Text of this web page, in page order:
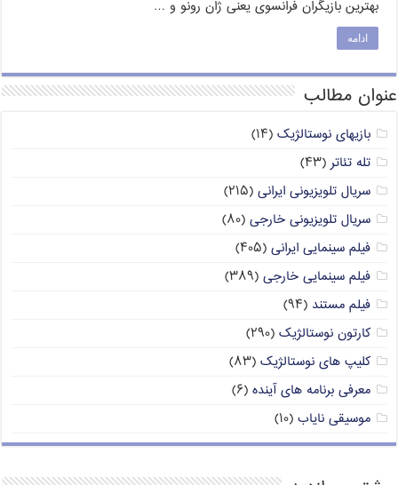
بهترین بازیگران فرانسوی یعنی ژان رونو و …
ادامه
عنوان مطالب
بازیهای نوستالژیک (۱۴)
تله تئاتر(۴۳)
سریال تلویزیونی ایرانی (۲۱۵)
سریال تلویزیونی خارجی (۸۰)
فیلم سینمایی ایرانی (۴۰۵)
فیلم سینمایی خارجی (۳۸۹)
فیلم مستند (۹۴)
کارتون نوستالژیک (۲۹۰)
کلیپ های نوستالژیک (۸۳)
معرفی برنامه های آینده (۶)
موسیقی نایاب (۱۰)